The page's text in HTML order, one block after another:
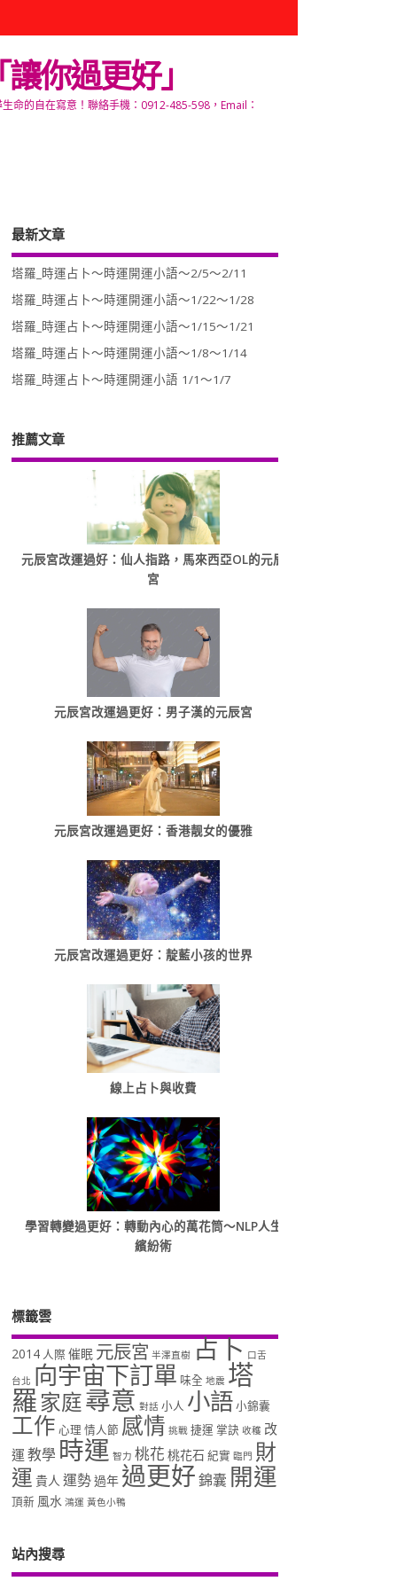
你過更好」
命的自在寫意！聯絡手機：0912-485-598，Email：
最新文章
塔羅_時運占卜～時運開運小語～2/5～2/11
塔羅_時運占卜～時運開運小語～1/22～1/28
塔羅_時運占卜～時運開運小語～1/15～1/21
塔羅_時運占卜～時運開運小語～1/8～1/14
塔羅_時運占卜～時運開運小語 1/1～1/7
推薦文章
元辰宮改運過好：仙人指路，馬來西亞OL的元辰
宮
元辰宮改運過更好：男子漢的元辰宮
元辰宮改運過更好：香港靓女的優雅
元辰宮改運過更好：靛藍小孩的世界
線上占卜與收費
學習轉變過更好：轉動內心的萬花筒～NLP人生
繽紛術
標籤雲
2014 人際 催眠 元辰宮 半澤直樹 占卜 口舌
台北 向宇宙下訂單 味全 地震 塔
羅家庭尋意 對話 小人 小語 小錦囊
工作 心理 情人節 感情 挑戰 捷運 掌訣 收穫 改
運 教學 時運 智力 桃花 桃花石 紀實 臨門 財
運 貴人 運勢過年 過更好錦囊 開運
頂新 風水 鴻運 黃色小鴨
站內搜尋